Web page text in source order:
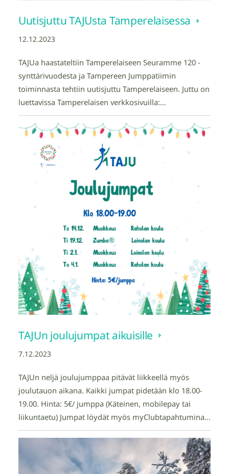
Uutisjuttu TAJUsta Tamperelaisessa
12.12.2023
TAJUa haastateltiin Tamperelaiseen Seuramme 120 -
synttärivuodesta ja Tampereen Jumppatiimin
toiminnasta tehtiin uutisjuttu Tamperelaiseen. Juttu on
luettavissa Tamperelaisen verkkosivuilla:…
TAJUn joulujumpat aikuisille
7.12.2023
TAJUn neljä joulujumppaa pitävät liikkeellä myös
joulutauon aikana. Kaikki jumpat pidetään klo 18.00-
19.00. Hinta: 5€/ jumppa (Käteinen, mobilepay tai
liikuntaetu) Jumpat löydät myös myClubtapahtumina…